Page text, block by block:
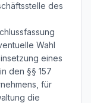
des
Wahl
eines
den §§ 157
für
die